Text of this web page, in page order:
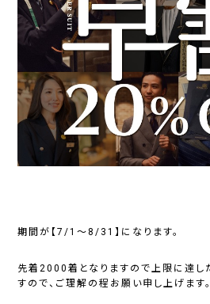
期間が【7/1～8/31】になります。
先着2000着となりますので上限に達し
すので、ご理解の程お願い申し上げます。